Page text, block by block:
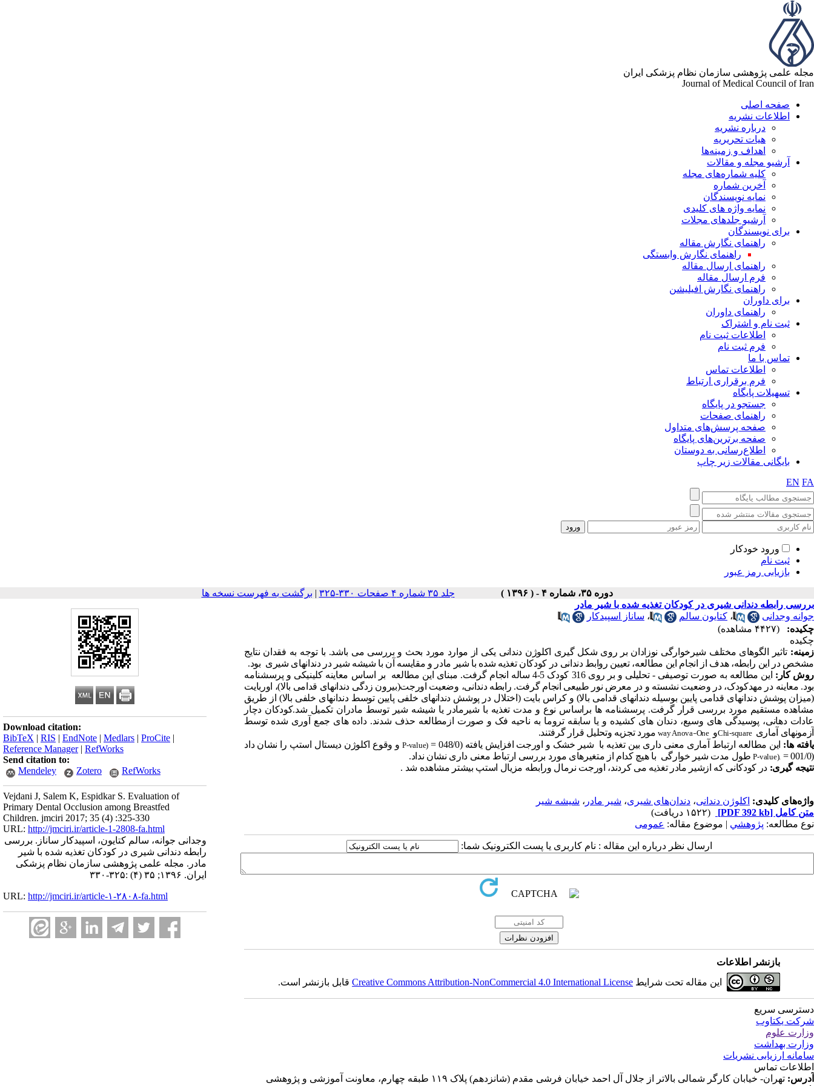
مجله علمی پژوهشی سازمان نظام پزشکی ایران
Journal of Medical Council of Iran
صفحه اصلی
اطلاعات نشریه
درباره نشریه
هیات تحریریه
اهداف و زمینه‌ها
آرشیو مجله و مقالات
کلیه شماره‌های مجله
آخرین شماره
نمایه نویسندگان
نمایه واژه های کلیدی
آرشیو جلدهای مجلات
برای نویسندگان
راهنمای نگارش مقاله
راهنمای نگارش وابستگی
راهنمای ارسال مقاله
فرم ارسال مقاله
راهنمای نگارش افیلیشن
برای داوران
راهنمای داوران
ثبت نام و اشتراک
اطلاعات ثبت نام
فرم ثبت نام
تماس با ما
اطلاعات تماس
فرم برقراری ارتباط
تسهیلات پایگاه
جستجو در پایگاه
راهنمای صفحات
صفحه پرسش‌های متداول
صفحه برترین‌های پایگاه
اطلاع‌رسانی به دوستان
بایگانی مقالات زیر چاپ
EN FA
ورود خودکار
ثبت نام
بازیابی رمز عبور
دوره ۳۵، شماره ۴ - ( ۱۳۹۶ ) جلد ۳۵ شماره ۴ صفحات ۳۳۰-۳۲۵ | برگشت به فهرست نسخه ها
Download citation:
BibTeX | RIS | EndNote | Medlars | ProCite |
Reference Manager| RefWorks
Send citation to:
Mendeley
Zotero RefWorks
Vejdani J, Salem K, Espidkar S. Evaluation of
Primary Dental Occlusion among Breastfed
Children. jmciri 2017; 35 (4) :325-330
URL: http://jmciri.ir/article-1-2808-fa.html
وجدانی جوانه، سالم کتایون، اسپیدکار ساناز. بررسی
رابطه دندانی شیری در کودکان تغذیه شده با شیر
مادر. مجله علمی پژوهشی سازمان نظام پزشکی
ایران. ۱۳۹۶; ۳۵ (۴) :۳۲۵-۳۳۰
URL: http://jmciri.ir/article-۱-۲۸۰۸-fa.html
بررسی رابطه دندانی شیری در کودکان تغذیه شده با شیر مادر
جوانه وجدانی
، کتایون سالم ، ساناز اسپیدکار
چکیده:
(۴۴۲۷ مشاهده)
چکیده
زمینه: تاثیر الگوهای مختلف شیرخوارگی نوزادان بر روی شکل گیری اکلوژن دندانی یکی از موارد مورد بحث و بررسی می باشد. با توجه به فقدان نتایج
مشخص در این رابطه، هدف از انجام این مطالعه، تعیین روابط دندانی در کودکان تغذیه شده با شیر مادر و مقایسه آن با شیشه شیر در دندانهای شیری بود.
روش کار:
این مطالعه به صورت توصیفی - تحلیلی و بر روی 316 کودک 5-4 ساله انجام گرفت. مبنای این مطالعه بر اساس معاینه کلینیکی و پرسشنامه
بود. معاینه در مهدکودک، در وضعیت نشسته و در معرض نور طبیعی انجام گرفت. رابطه دندانی، وضعیت اورجت(بیرون زدگی دندانهای قدامی بالا)، اوربایت
(میزان پوشش دندانهای قدامی پایین بوسیله دندانهای قدامی بالا) و کراس بایت (اختلال در پوشش دندانهای خلفی پایین توسط دندانهای خلفی بالا) از طریق
مشاهده مستقیم مورد بررسی قرار گرفت. پرسشنامه ها براساس نوع و مدت تغذیه با شیرمادر یا شیشه شیر توسط مادران تکمیل شد.کودکان دچار
عادات دهانی، پوسیدگی های وسیع، دندان های کشیده و یا سابقه تروما به ناحیه فک و صورت ازمطالعه حذف شدند. داده های جمع آوری شده توسط
آزمونهای آماری Chi-squareو One
–
way Anovaمورد تجزیه وتحلیل قرار گرفتند.
یافته ها: این مطالعه ارتباط آماری معنی داری بین تغذیه با شیر خشک و اورجت افزایش یافته (048/0 = P-value)و وقوع اکلوژن دیستال استپ را نشان داد
(001/0 =
P-value).طول مدت شیر خوارگی با هیچ کدام از متغیرهای مورد بررسی ارتباط معنی داری نشان نداد.
نتیجه گیری: در کودکانی که ازشیر مادر تغذیه می کردند، اورجت نرمال ورابطه مزیال استپ بیشتر مشاهده شد .
واژه‌های کلیدی: اکلوژن دندانی، دندان‌های شیری، شیر مادر ، شیشه شیر
متن کامل [PDF 392 kb]
(۱۵۲۲ دریافت)
نوع مطالعه: پژوهشي | موضوع مقاله: عمومى
ارسال نظر درباره این مقاله : نام کاربری یا پست الکترونیک شما:
بازنشر اطلاعات
این مقاله تحت شرایط Creative Commons Attribution-NonCommercial 4.0 International Licenseقابل بازنشر است.
دسترسی سریع
شرکت یکتاوب
وزارت علوم
وزارت بهداشت
سامانه ارزیابی نشریات
اطلاعات تماس
آدرس: تهران- خیابان کارگر شمالی بالاتر از جلال آل احمد خیابان فرشی مقدم (شانزدهم) پلاک ۱۱۹ طبقه چهارم، معاونت آموزشی و پژوهشی